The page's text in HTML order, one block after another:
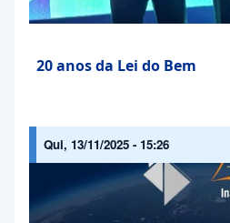
20 anos da Lei do Bem
Qui, 13/11/2025 - 15:26